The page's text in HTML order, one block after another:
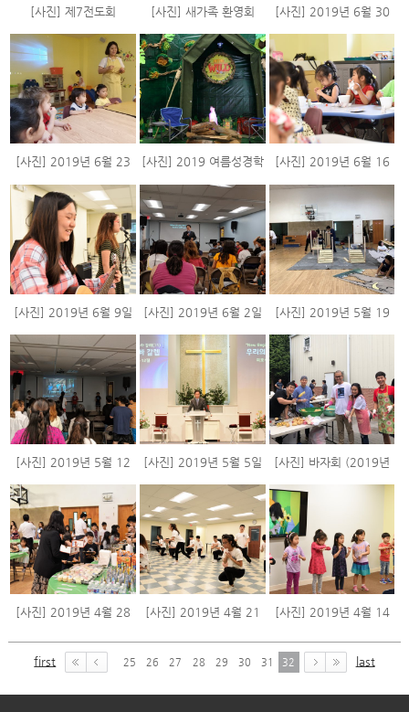
[사진] 제7전도회
Indoor Camping
(2019년 7월 5-6일)
[사진] 새가족 환영회
(2019년 6월 30일)
[사진] 2019년 6월 30
일 주일 스케치
[사진] 2019년 6월 23
일 주일 스케치
[사진] 2019 여름성경학 [사진] 2019년 6월 16
일 주일 스케치치
[사진] 2019년 6월 9일
스케치
[사진] 2019년 6월 2일
주일 스케치
[사진] 2019년 5월 19
일 주일 스케치
[사진] 2019년 5월 12
일 주일 스케치
[사진] 2019년 5월 5일
주일 스케치
[사진] 바자회 (2019년
[사진] 2019년 4월 28
일 주일 스케치
[사진] 2019년 4월 21 [사진] 2019년 4월 14
일 주일 스케치
first
25 26 27 28 29 30 31 32 last